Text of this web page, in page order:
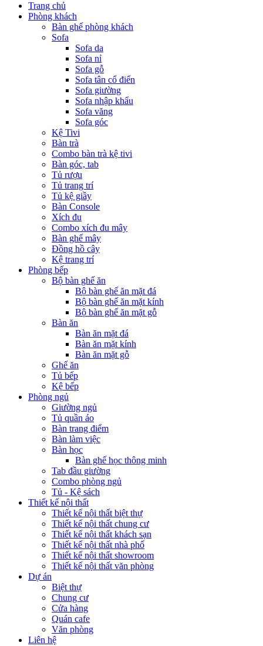
Trang chủ
Phòng khách
Bàn ghế phòng khách
Sofa
Sofa da
Sofa nỉ
Sofa gỗ
Sofa tân cổ điển
Sofa giường
Sofa nhập khẩu
Sofa văng
Sofa góc
Kệ Tivi
Bàn trà
Combo bàn trà kệ tivi
Bàn góc, tab
Tủ rượu
Tủ trang trí
Tủ kệ giầy
Bàn Console
Xích đu
Combo xích đu mây
Bàn ghế mây
Đồng hồ cây
Kệ trang trí
Phòng bếp
Bộ bàn ghế ăn
Bộ bàn ghế ăn mặt đá
Bộ bàn ghế ăn mặt kính
Bộ bàn ghế ăn mặt gỗ
Bàn ăn
Bàn ăn mặt đá
Bàn ăn mặt kính
Bàn ăn mặt gỗ
Ghế ăn
Tủ bếp
Kệ bếp
Phòng ngủ
Giường ngủ
Tủ quần áo
Bàn trang điểm
Bàn làm việc
Bàn học
Bàn ghế học thông minh
Tab đầu giường
Combo phòng ngủ
Tủ - Kệ sách
Thiết kế nội thất
Thiết kế nội thất biệt thự
Thiết kế nội thất chung cư
Thiết kế nội thất khách sạn
Thiết kế nội thất nhà phố
Thiết kế nội thất showroom
Thiết kế nội thất văn phòng
Dự án
Biệt thự
Chung cư
Cửa hàng
Quán cafe
Văn phòng
Liên hệ